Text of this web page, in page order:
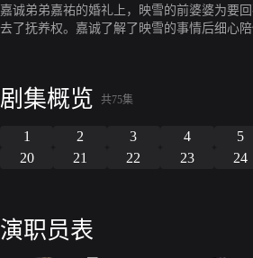
嘉诚弟弟嘉祐的婚礼上，映雪的前婆婆为要
去了抚养权。嘉诚了解了映雪的事情后细心
剧集概览 共75集
1 2 3 4 5
20
21 22 23 24
演职员表